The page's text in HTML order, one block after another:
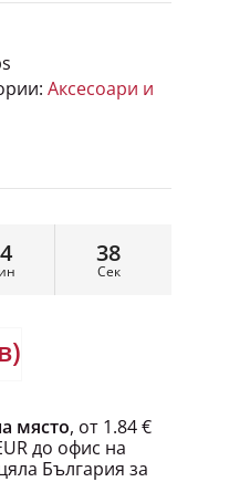
Аксесоари и
36
Сек
място, от 1.84 €
до офис на
България за